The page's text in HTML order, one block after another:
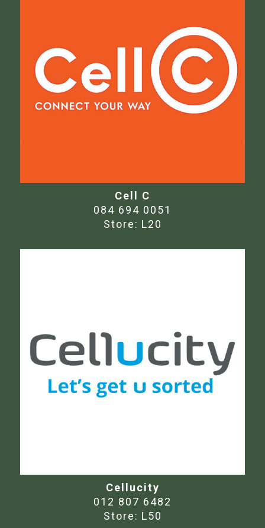
Cell C
084 694 0051
Store: L20
Cellucity
012 807 6482
Store: L50